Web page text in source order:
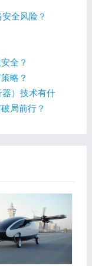
全风险？
全？
略？
）技术有什
局前行？